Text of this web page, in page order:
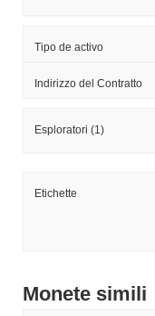
Tipo de activo
Indirizzo del Contratto
Esploratori (1)
Etichette
Monete simili